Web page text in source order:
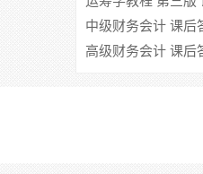
权 郭耀煌)
中级财务会计 课后
高级财务会计 课后